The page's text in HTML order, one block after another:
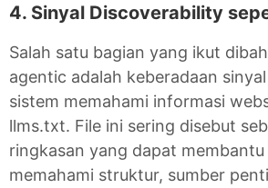
4. Sinyal Discoverability
Salah satu bagian yang ikut
agentic adalah keberadaan
sistem memahami informasi
llms.txt. File ini sering disebut
ringkasan yang dapat membantu
memahami struktur, sumber